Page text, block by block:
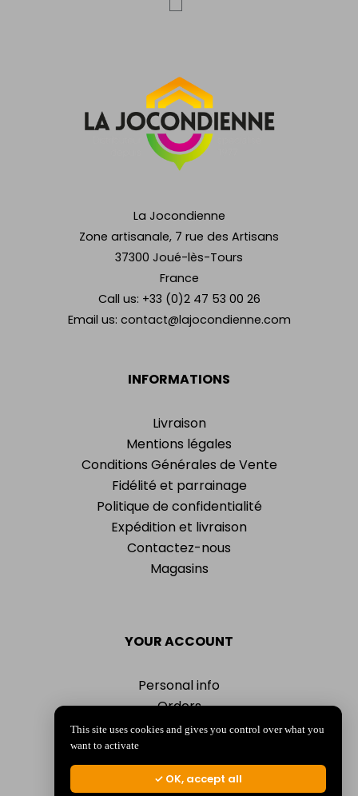
INFORMATIONS
Livraison
Mentions légales
Conditions Générales de Vente
Fidélité et parrainage
Politique de confidentialité
Expédition et livraison
Contactez-nous
Magasins
YOUR ACCOUNT
Personal info
Orders
Addresses
My alerts
La Jocondienne
Zone artisanale, 7 rue des Artisans
37300 Joué-lès-Tours
France
Call us: +33 (0)2 47 53 00 26
Email us: contact@lajocondienne.com
This site uses cookies and gives you control over what you
want to activate
OK, accept all